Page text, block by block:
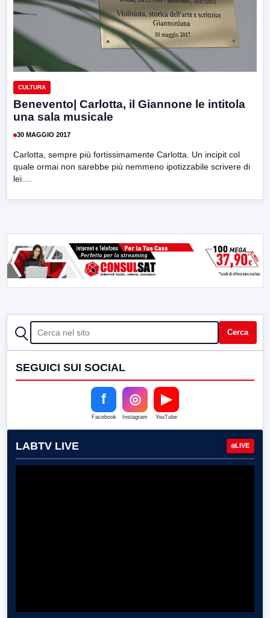
CULTURA
Benevento| Carlotta, il Giannone le intitola
una sala musicale
30 MAGGIO 2017
Carlotta, sempre più fortissimamente Carlotta. Un incipit col
quale ormai non sarebbe più nemmeno ipotizzabile scrivere di
lei....
CERCA Cerca
SEGUICI SUI SOCIAL
f
Facebook
◎
Instagram
▶
YouTube
LABTV LIVE LIVE